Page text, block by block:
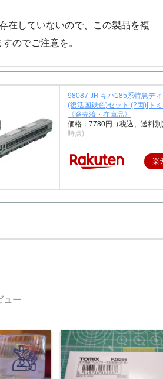
在していないので、この製品を複
のでご注意を。
98087 JR キハ185系特急デ
(復活国鉄色)セット (2両)[ト
《発売済・在庫品》
価格：7780円（税込、送料
時点)
楽
ュー